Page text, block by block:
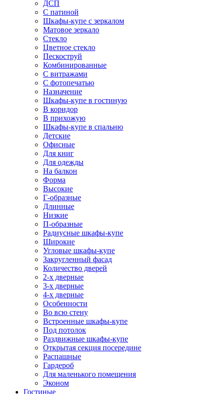
ДСП
С патиной
Шкафы-купе с зеркалом
Матовое зеркало
Стекло
Цветное стекло
Пескоструй
Комбинированные
С витражами
С фотопечатью
Назначение
Шкафы-купе в гостиную
В коридор
В прихожую
Шкафы-купе в спальню
Детские
Офисные
Для книг
Для одежды
На балкон
Форма
Высокие
Г-образные
Длинные
Низкие
П-образные
Радиусные шкафы-купе
Широкие
Угловые шкафы-купе
Закругленный фасад
Количество дверей
2-х дверные
3-х дверные
4-х дверные
Особенности
Во всю стену
Встроенные шкафы-купе
Под потолок
Раздвижные шкафы-купе
Открытая секция посередине
Распашные
Гардероб
Для маленького помещения
Эконом
Гостиные